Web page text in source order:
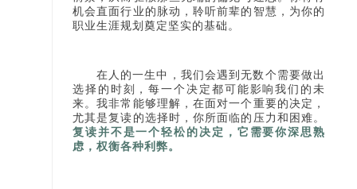
机会直面行业的脉动，聆听前辈的智慧，为你的
职业生涯规划奠定坚实的基础。
在人的一生中，我们会遇到无数个需要做出
选择的时刻，每一个决定都可能影响我们的未
来。我非常能够理解，在面对一个重要的决定，
尤其是复读的选择时，你所面临的压力和困难。
复读并不是一个轻松的决定，它需要你深思熟
虑，权衡各种利弊。